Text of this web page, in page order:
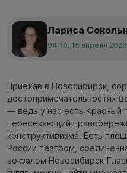
Лариса
04:10, 15 апреля 2026
Приехав в Новосибирск,
достопримечательностях
— ведь у нас есть Красный
пересекающий
конструктивизма. Есть
России театром,
вокзалом Новосибирск-